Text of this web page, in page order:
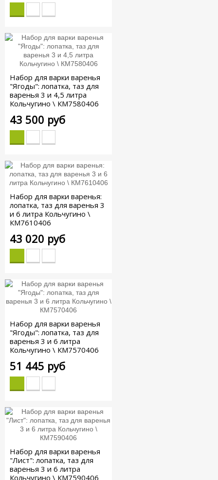
Набор для варки варенья
"Ягоды": лопатка, таз для
варенья 3 и 4,5 литра
Кольчугино \ КМ7580406
43 500 руб
Набор для варки варенья:
лопатка, таз для варенья 3
и 6 литра Кольчугино \
КМ7610406
43 020 руб
Набор для варки варенья
"Ягоды": лопатка, таз для
варенья 3 и 6 литра
Кольчугино \ КМ7570406
51 445 руб
Набор для варки варенья
"Лист": лопатка, таз для
варенья 3 и 6 литра
Кольчугино \ КМ7590406